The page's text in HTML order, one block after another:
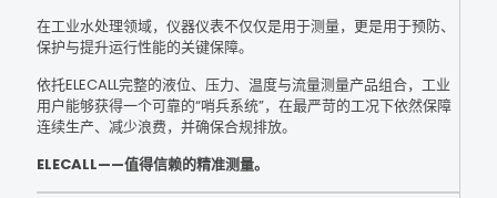
在工业水处理领域，仪器仪表不仅仅是用于测量，更是用于预防、
保护与提升运行性能的关键保障。
依托ELECALL完整的液位、压力、温度与流量测量产品组合，工业
用户能够获得一个可靠的“哨兵系统”，在最严苛的工况下依然保障
连续生产、减少浪费，并确保合规排放。
ELECALL——值得信赖的精准测量。